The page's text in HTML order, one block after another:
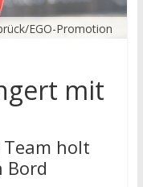
EGO-Promotion
mit
Team holt
Bord